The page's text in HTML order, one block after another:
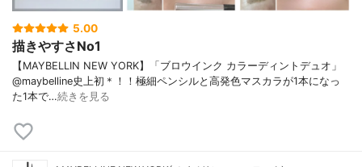
5.00
描きやすさNo1
【MAYBELLIN NEW YORK】「ブロウインク カラーディントデュオ」
@maybelline史上初＊！！極細ペンシルと高発色マスカラが1本になっ
た1本で…続きを見る